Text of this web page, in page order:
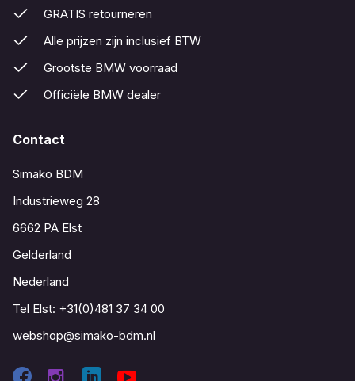
GRATIS retourneren
Alle prijzen zijn inclusief BTW
Grootste BMW voorraad
Officiële BMW dealer
Contact
Simako BDM
Industrieweg 28
6662 PA Elst
Gelderland
Nederland
Tel Elst: +31(0)481 37 34 00
webshop@simako-bdm.nl